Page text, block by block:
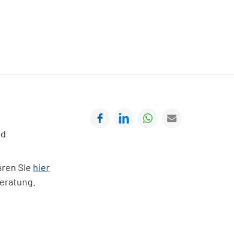
Sie hier
FacebookLinkedInWhatsApp